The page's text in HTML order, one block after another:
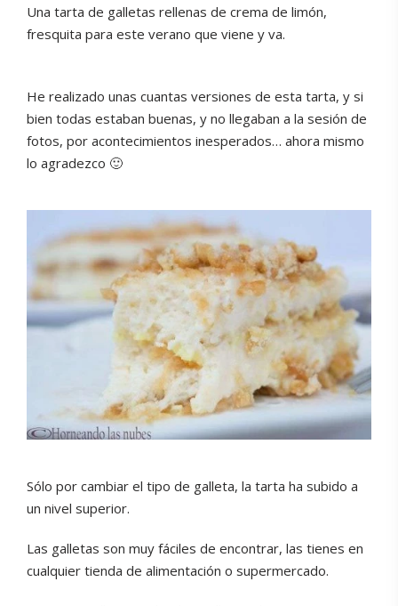
Una tarta de galletas rellenas de crema de limón,
fresquita para este verano que viene y va.
He realizado unas cuantas versiones de esta tarta, y si
bien todas estaban buenas, y no llegaban a la sesión de
fotos, por acontecimientos inesperados… ahora mismo
lo agradezco 🙂
Sólo por cambiar el tipo de galleta, la tarta ha subido a
un nivel superior.
Las galletas son muy fáciles de encontrar, las tienes en
cualquier tienda de alimentación o supermercado.